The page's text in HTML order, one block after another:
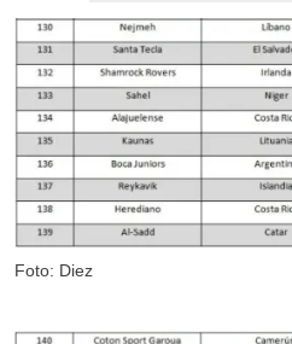
Foto: Diez